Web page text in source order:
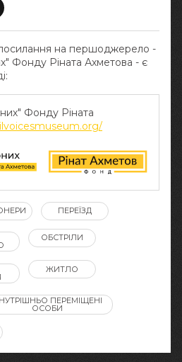
посилання на першоджерело -
Фонду Ріната Ахметова - є
Фонду Ріната
ПЕРЕЇЗД
ОБСТРІЛИ
ЖИТЛО
ПЕРЕМІЩЕНІ
ОСОБИ